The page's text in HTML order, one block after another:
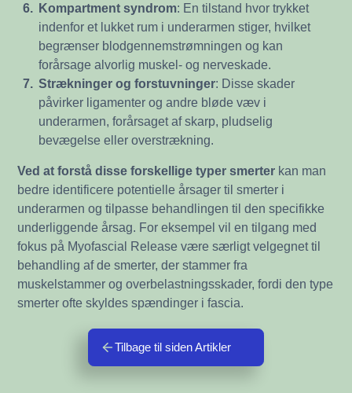
6. Kompartment syndrom: En tilstand hvor trykket
indenfor et lukket rum i underarmen stiger, hvilket
begrænser blodgennemstrømningen og kan
forårsage alvorlig muskel- og nerveskade.
7. Strækninger og forstuvninger: Disse skader
påvirker ligamenter og andre bløde væv i
underarmen, forårsaget af skarp, pludselig
bevægelse eller overstrækning.
Ved at forstå disse forskellige typer smerter kan man
bedre identificere potentielle årsager til smerter i
underarmen og tilpasse behandlingen til den specifikke
underliggende årsag. For eksempel vil en tilgang med
fokus på Myofascial Release være særligt velgegnet til
behandling af de smerter, der stammer fra
muskelstammer og overbelastningsskader, fordi den type
smerter ofte skyldes spændinger i fascia.
Tilbage til siden Artikler